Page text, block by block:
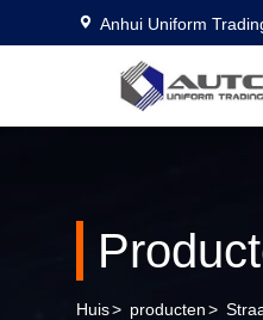
Anhui Uniform
Huis> producten>